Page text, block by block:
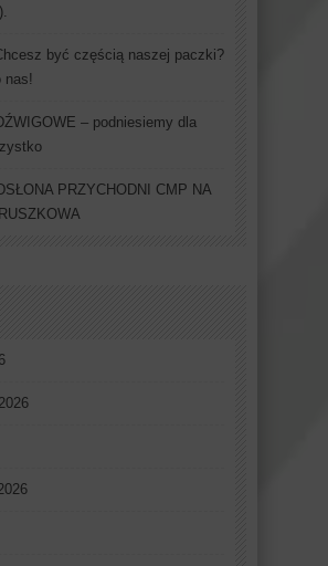
być częścią naszej paczki?
nas!
– podniesiemy dla
PRZYCHODNI CMP NA